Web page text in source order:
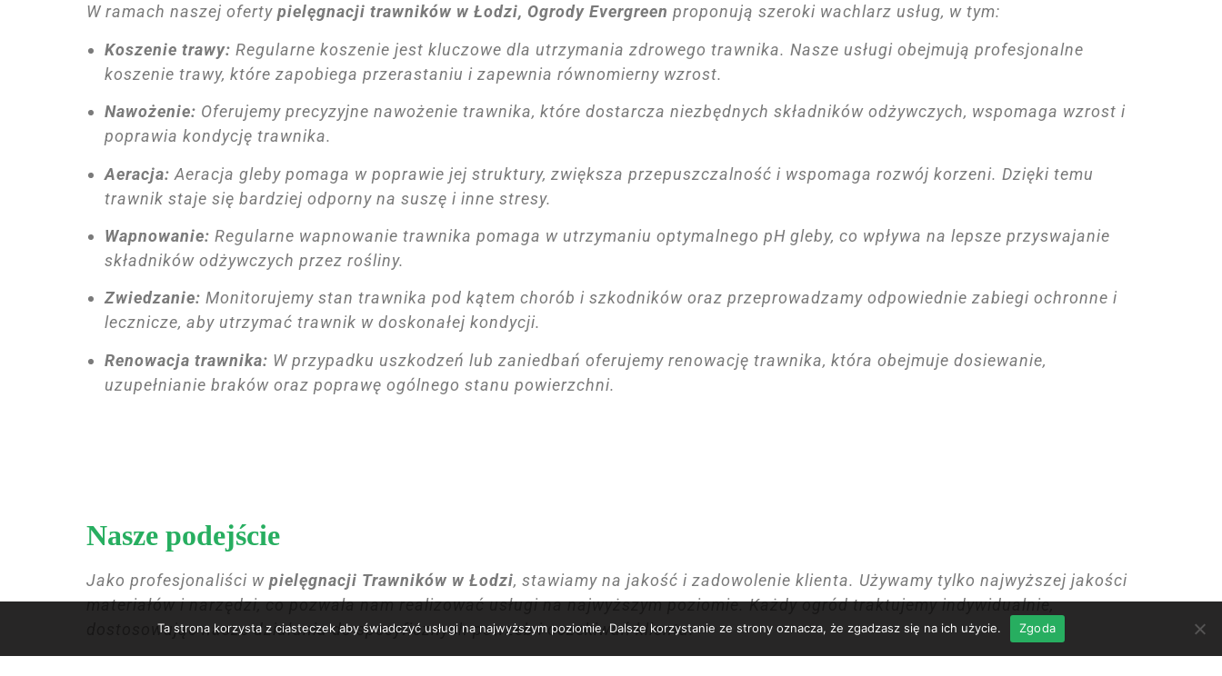
W ramach naszej oferty pielęgnacji trawników w Łodzi, Ogrody Evergreen proponują szeroki wachlarz usług, w tym:
Koszenie trawy: Regularne koszenie jest kluczowe dla utrzymania zdrowego trawnika. Nasze usługi obejmują profesjonalne
koszenie trawy, które zapobiega przerastaniu i zapewnia równomierny wzrost.
Nawożenie: Oferujemy precyzyjne nawożenie trawnika, które dostarcza niezbędnych składników odżywczych, wspomaga wzrost i
poprawia kondycję trawnika.
Aeracja: Aeracja gleby pomaga w poprawie jej struktury, zwiększa przepuszczalność i wspomaga rozwój korzeni. Dzięki temu
trawnik staje się bardziej odporny na suszę i inne stresy.
Wapnowanie: Regularne wapnowanie trawnika pomaga w utrzymaniu optymalnego pH gleby, co wpływa na lepsze przyswajanie
składników odżywczych przez rośliny.
Zwiedzanie: Monitorujemy stan trawnika pod kątem chorób i szkodników oraz przeprowadzamy odpowiednie zabiegi ochronne i
lecznicze, aby utrzymać trawnik w doskonałej kondycji.
Renowacja trawnika: W przypadku uszkodzeń lub zaniedbań oferujemy renowację trawnika, która obejmuje dosiewanie,
uzupełnianie braków oraz poprawę ogólnego stanu powierzchni.
Nasze podejście
Jako profesjonaliści w pielęgnacji Trawników w Łodzi, stawiamy na jakość i zadowolenie klienta. Używamy tylko najwyższej jakości
materiałów i narzędzi, co pozwala nam realizować usługi na najwyższym poziomie. Każdy ogród traktujemy indywidualnie,
dostosowując nasze działania do specyficznych potrzeb i oczekiwań klienta.
Ta strona korzysta z ciasteczek aby świadczyć usługi na najwyższym poziomie. Dalsze korzystanie ze strony oznacza, że zgadzasz się na ich użycie. Zgoda